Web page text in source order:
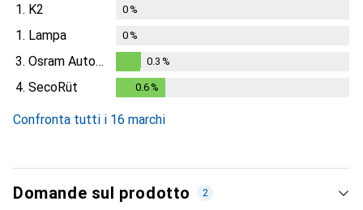
1. K2 0%
1. Lampa 0%
3. Osram Automotive
0.3%
0.3 %
4. SecoRüt 0.6%
Confronta tutti i 16 marchi
Domande sul prodotto 2